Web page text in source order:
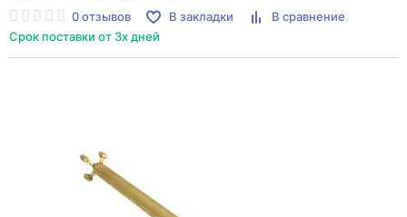
0 отзывов В закладки
В сравнение
Срок поставки от 3х дней